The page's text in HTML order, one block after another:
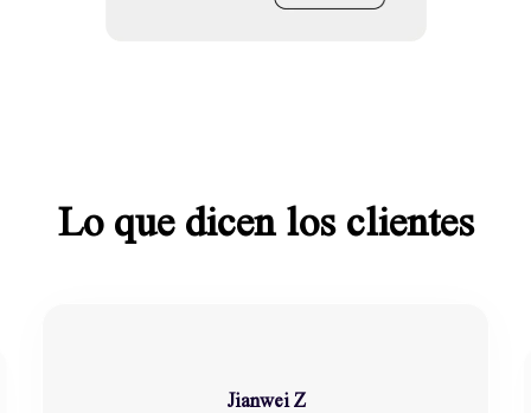
Lo que dicen los clientes
Jianwei Z